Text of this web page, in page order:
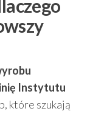
Instytutu
które szukają